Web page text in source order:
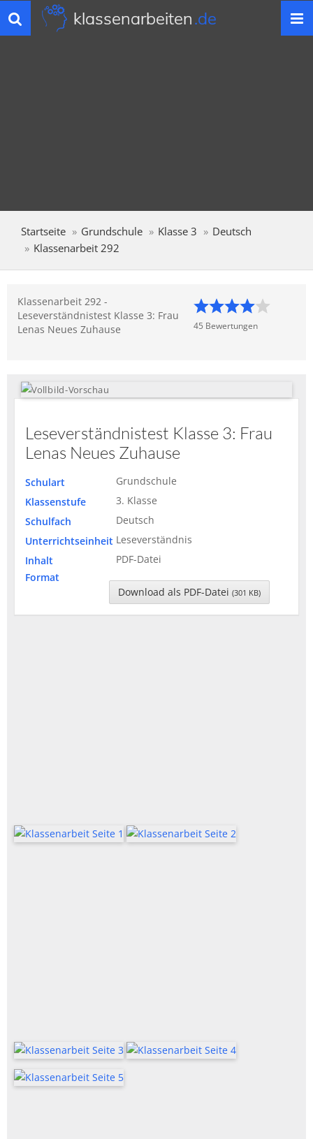
Toggle
navigation
klassenarbeiten.de
Startseite Grundschule Klasse 3
Deutsch
Klassenarbeit 292
Klassenarbeit 292 -
Leseverständnistest Klasse 3: Frau
Lenas Neues Zuhause
45 Bewertungen
Leseverständnistest Klasse 3: Frau
Lenas Neues Zuhause
Schulart
Grundschule
Klassenstufe
3. Klasse
Schulfach
Deutsch
Unterrichtseinheit Leseverständnis
Inhalt
Format
PDF-Datei
Download als PDF-Datei (301 KB)